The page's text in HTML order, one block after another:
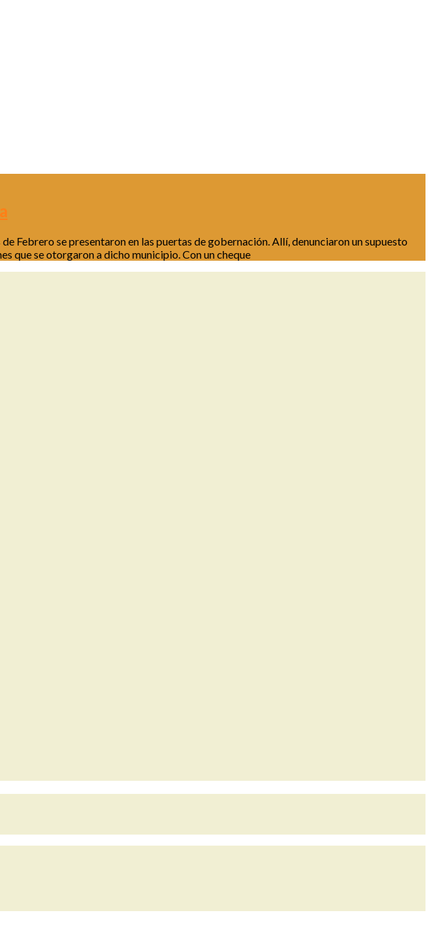
Febrero se presentaron en las puertas de gobernación. Allí, denunciaron un supuesto
que se otorgaron a dicho municipio. Con un cheque